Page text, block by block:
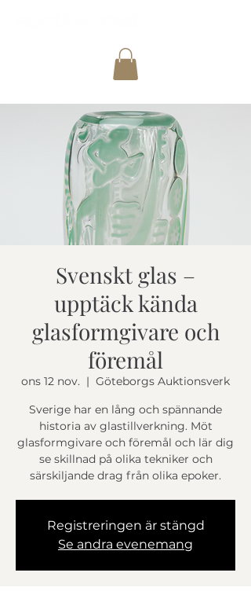
Svenskt glas –
upptäck kända
glasformgivare och
föremål
ons 12 nov.
  |
Göteborgs Auktionsverk
Sverige har en lång och spännande
historia av glastillverkning. Möt
glasformgivare och föremål och lär dig
se skillnad på olika tekniker och
särskiljande drag från olika epoker.
Registreringen är stängd
Se andra evenemang